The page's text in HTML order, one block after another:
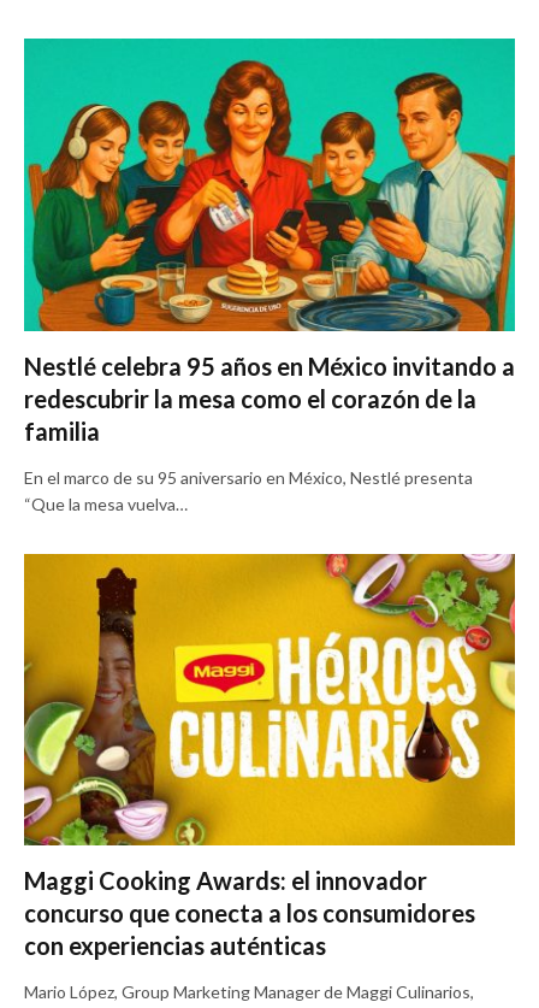
Nestlé celebra 95 años en México invitando a
redescubrir la mesa como el corazón de la
familia
En el marco de su 95 aniversario en México, Nestlé presenta
“Que la mesa vuelva…
Maggi Cooking Awards: el innovador
concurso que conecta a los consumidores
con experiencias auténticas
Mario López, Group Marketing Manager de Maggi Culinarios,